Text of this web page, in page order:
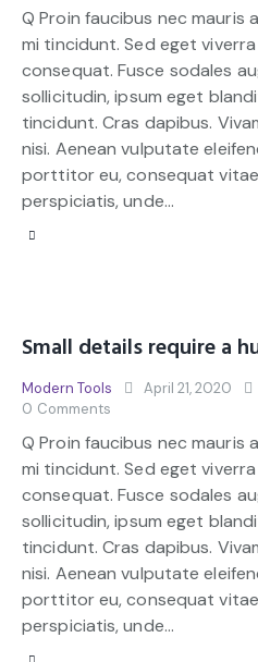
Q Proin faucibus nec mauris
mi tincidunt. Sed eget
consequat. Fusce sodales
sollicitudin, ipsum eget
tincidunt. Cras dapibus.
nisi. Aenean vulputate
porttitor eu, consequat
perspiciatis, unde…
Small details require a
Modern Tools April 21, 2020
0 Comments
Q Proin faucibus nec mauris
mi tincidunt. Sed eget
consequat. Fusce sodales
sollicitudin, ipsum eget
tincidunt. Cras dapibus.
nisi. Aenean vulputate
porttitor eu, consequat
perspiciatis, unde…